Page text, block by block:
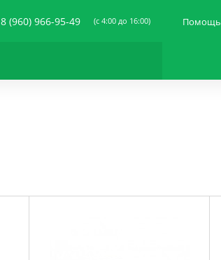
8 (960) 966-95-49 (c 4:00 до 16:00) Помощь